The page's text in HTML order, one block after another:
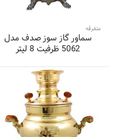
متفرقه
سماور گاز سوز صدف مدل
5062 ظرفیت 8 لیتر